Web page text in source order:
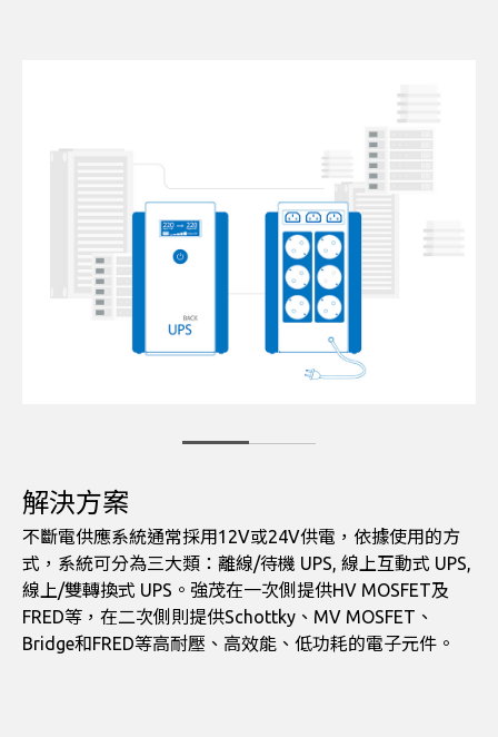
解決方案
不斷電供應系統通常採用12V或24V供電，依據使用的方
式，系統可分為三大類：離線/待機 UPS, 線上互動式 UPS,
線上/雙轉換式 UPS。強茂在一次側提供HV MOSFET及
FRED等，在二次側則提供Schottky、MV MOSFET、
Bridge和FRED等高耐壓、高效能、低功耗的電子元件。